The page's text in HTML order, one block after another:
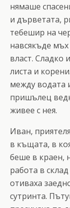
нямаше
и дърветата,
тебешир на
навсякъде
власт.
листа и
между водата
пришълец
живее с нея.
Иван,
в къщата, в
беше в краен,
работа в
отиваха
сутринта.